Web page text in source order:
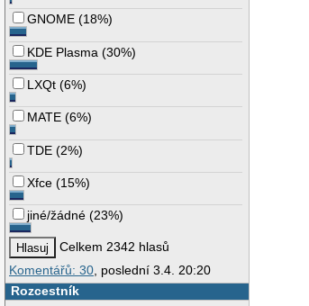
GNOME (18%)
KDE Plasma (30%)
LXQt (6%)
MATE (6%)
TDE (2%)
Xfce (15%)
jiné/žádné (23%)
Celkem 2342 hlasů
Komentářů: 30 , poslední 3.4. 20:20
Rozcestník